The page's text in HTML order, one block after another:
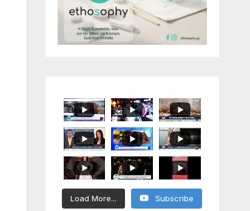
Load More... Subscribe